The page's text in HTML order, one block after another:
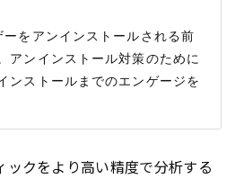
をアンインストールされる前
アンインストール対策のために
ンストールまでのエンゲージを
ックをより高い精度で分析する